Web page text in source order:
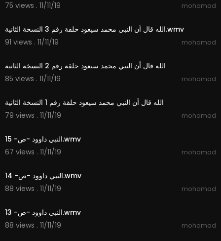
75 views . 11/11/19
mohamad
الله قال أن النبي محمد سيعود حلقة رقم 3 النسخة الثانية.wmv
91 views . 11/11/19
mohamad
الله قال أن النبي محمد سيعود حلقة رقم 2 النسخة الثانية
85 views . 11/11/19
mohamad
الله قال أن النبي محمد سيعود حلقة رقم 1 النسخة الثانية
79 views . 11/11/19
mohamad
النبي داوود -ص- 15.wmv
67 views . 11/11/19
mohamad
النبي داوود -ص- 14.wmv
88 views . 11/11/19
mohamad
النبي داوود -ص- 13.wmv
88 views . 11/11/19
mohamad